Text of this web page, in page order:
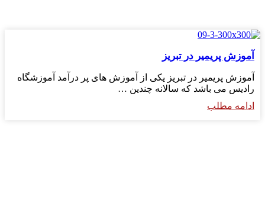
آموزش پریمیر در تبریز
آموزش پریمیر در تبریز یکی از آموزش های پر درآمد آموزشگاه
رادیس می باشد که سالانه چندین …
ادامه مطلب